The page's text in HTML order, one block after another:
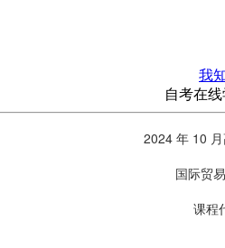
我
自考在线
2024 年 10
国际贸易
课程